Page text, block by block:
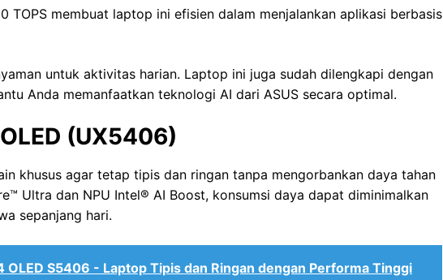
TOPS membuat laptop ini efisien dalam menjalankan aplikasi berbasis
untuk aktivitas harian. Laptop ini juga sudah dilengkapi dengan
Anda memanfaatkan teknologi AI dari ASUS secara optimal.
(UX5406)
khusus agar tetap tipis dan ringan tanpa mengorbankan daya tahan
Ultra dan NPU Intel®️ AI Boost, konsumsi daya dapat diminimalkan
sepanjang hari.
OLED S5406 - Laptop Tipis dan Ringan dengan Performa Tinggi